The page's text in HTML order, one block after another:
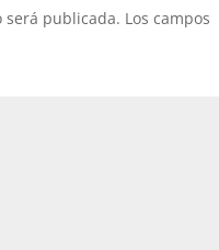
será publicada. Los campos